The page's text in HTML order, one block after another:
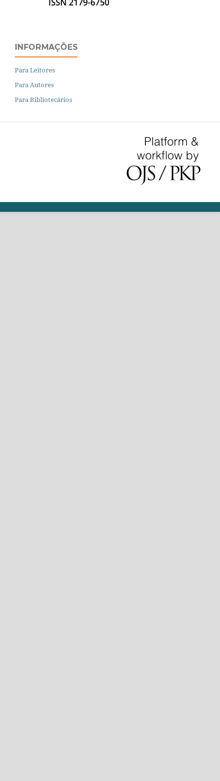
INFORMAÇÕES
Para Leitores
Para Autores
Para Bibliotecários